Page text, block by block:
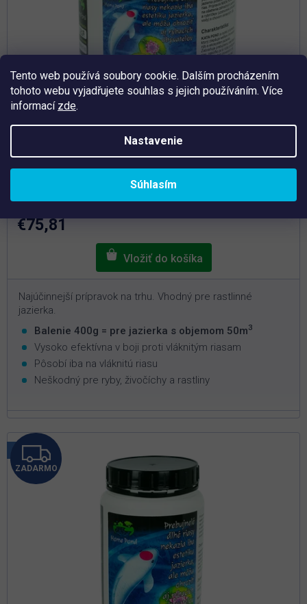
Tento web používá soubory cookie. Dalším procházením
tohoto webu vyjadřujete souhlas s jejich používáním. Více
informací zde.
Nastavenie
Súhlasím
Priemerné
hodnotenie
produktu
je
5
Skladem
€75,81
Najúčinnejší prípravok na trhu. Vhodný pre rastlinné
jazierka.
Balenie 400g = pre jazierka s objemom 50m3
Vysoko efektívna v boji proti vláknitým riasam
Pôsobí iba na vláknitú riasu
Neškodný pre ryby, živočíchy a rastliny
Tip
Z
A
ZADARMO